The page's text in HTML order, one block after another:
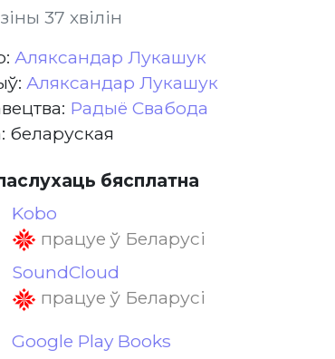
37 хвілін
Аляксандар Лукашук
Аляксандар Лукашук
Радыё Свабода
беларуская
бясплатна
Kobo
працуе ў Беларусі
SoundCloud
працуе ў Беларусі
Google Play Books